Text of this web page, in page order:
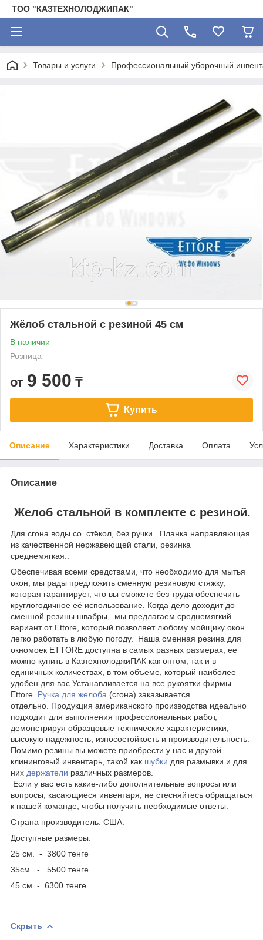
ТОО "КАЗТЕХНОЛОДЖИПАК"
Товары и услуги Профессиональный уборочный
Жёлоб стальной с резиной 45 см
В наличии
Розница
от 9 500 ₸
Купить
Описание Характеристики Доставка Оплата
Описание
Желоб стальной в комплекте с резиной.
Для сгона воды со стёкол, без ручки. Планка направляющая
из качественной нержавеющей стали, резинка
среднемягкая..
Обеспечивая всеми средствами, что необходимо для мытья
окон, мы рады предложить сменную резиновую стяжку,
которая гарантирует, что вы сможете без труда обеспечить
круглогодичное её использование. Когда дело доходит до
сменной резины швабры, мы предлагаем среднемягкий
вариант от Ettore, который позволяет любому мойщику окон
легко работать в любую погоду. Наша сменная резина для
окномоек ETTORE доступна в самых разных размерах, ее
можно купить в КазтехнолоджиПАК как оптом, так и в
единичных количествах, в том объеме, который наиболее
удобен для вас.Устанавливается на все рукоятки фирмы
Ettore. Ручка для желоба (сгона) заказывается
отдельно. Продукция американского производства идеально
подходит для выполнения профессиональных работ,
демонстрируя образцовые технические характеристики,
высокую надежность, износостойкость и производительность.
Помимо резины вы можете приобрести у нас и другой
клининговый инвентарь, такой как шубки для размывки и для
них держатели различных размеров.
Если у вас есть какие-либо дополнительные вопросы или
вопросы, касающиеся инвентаря, не стесняйтесь обращаться
к нашей команде, чтобы получить необходимые ответы.
Страна производитель: США.
Доступные размеры:
25 см. - 3800 тенге
35см. - 5500 тенге
45 см - 6300 тенге
Скрыть